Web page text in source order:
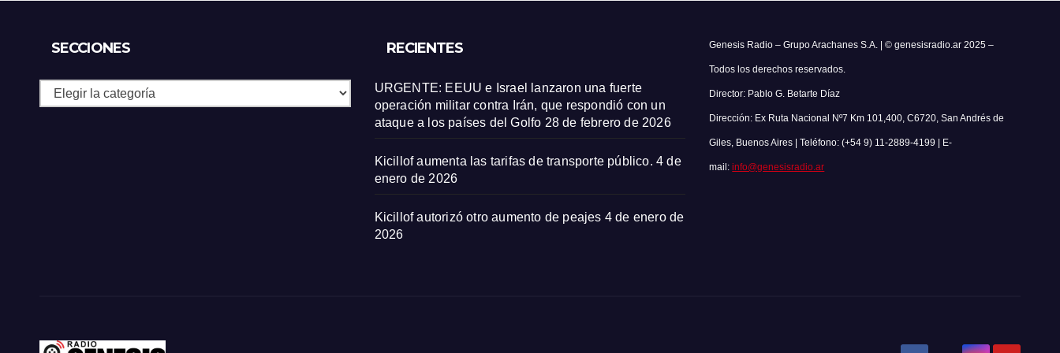
SECCIONES
Secciones
RECIENTES
URGENTE: EEUU e Israel lanzaron una fuerte
operación militar contra Irán, que respondió con un
ataque a los países del Golfo 28 de febrero de 2026
Kicillof aumenta las tarifas de transporte público. 4 de
enero de 2026
Kicillof autorizó otro aumento de peajes 4 de enero de
2026
Genesis Radio – Grupo Arachanes S.A. | © genesisradio.ar 2025 –
Todos los derechos reservados.
Director: Pablo G. Betarte Díaz
Dirección: Ex Ruta Nacional Nº7 Km 101,400, C6720, San Andrés de
Giles, Buenos Aires | Teléfono: (+54 9) 11-2889-4199 | E-
mail:info@genesisradio.ar